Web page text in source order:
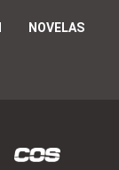
NOVELAS